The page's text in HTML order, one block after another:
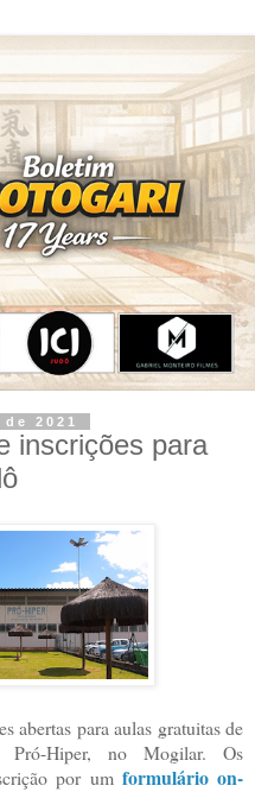
2021
inscrições para
abertas para aulas gratuitas de
Pró-Hiper, no Mogilar. Os
por um formulário on-